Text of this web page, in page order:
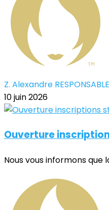
Z. Alexandre
10 juin 2026
Ouverture
Nous vous informons que